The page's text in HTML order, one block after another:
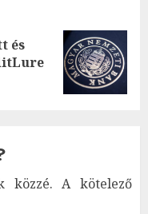
és
közzé. A kötelező